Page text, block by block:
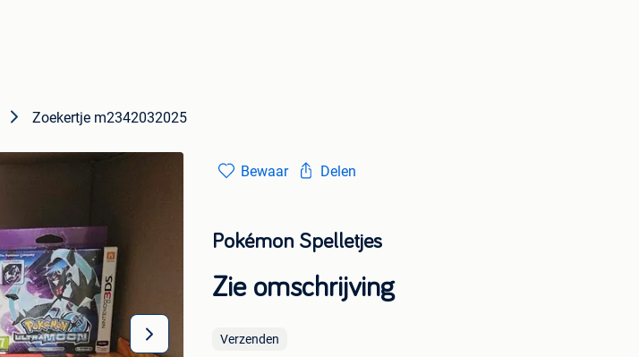
Zoekertje m2342032025
Bewaar Delen
Pokémon Spelletjes
Zie omschrijving
Verzenden